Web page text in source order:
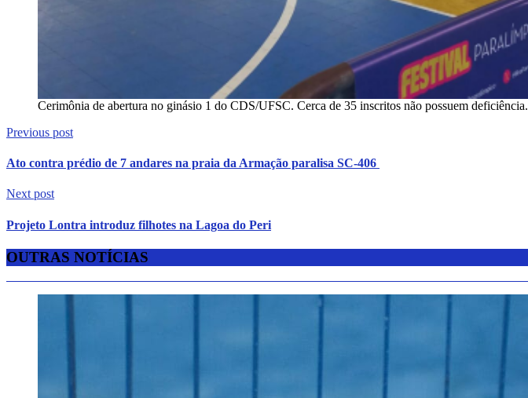
Cerimônia de abertura no ginásio 1 do CDS/UFSC. Cerca de 35 inscritos não possuem deficiência.
Previous post
Ato contra prédio de 7 andares na praia da Armação paralisa SC-406
Next post
Projeto Lontra introduz filhotes na Lagoa do Peri
OUTRAS NOTÍCIAS